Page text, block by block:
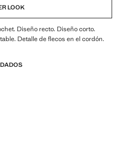
LOOK
Diseño recto. Diseño corto.
Detalle de flecos en el cordón.